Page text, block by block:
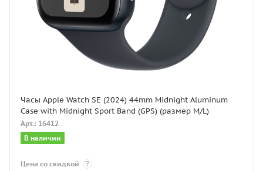
Часы Apple Watch SE (2024) 44mm Midnight Aluminum
Case with Midnight Sport Band (GPS) (размер M/L)
Арт.: 16412
В наличии
Цена со скидкой ?